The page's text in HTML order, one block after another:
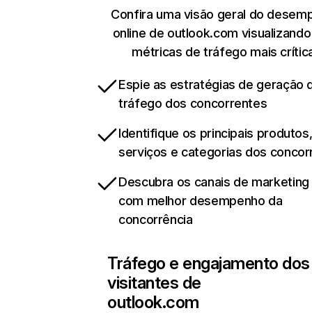
Confira uma visão geral do
online de outlook.com
métricas de tráfego mais
Espie as estratégias de geração
tráfego dos concorrentes
Identifique os principais produtos,
serviços e categorias dos
Descubra os canais de
com melhor desempenho da
concorrência
Tráfego e engajamento dos
visitantes de
outlook.com